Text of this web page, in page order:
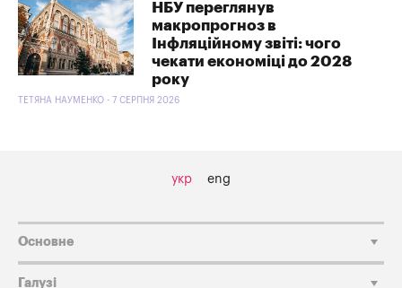
НБУ переглянув
макропрогноз в
Інфляційному звіті: чого
чекати економіці до 2028
року
ТЕТЯНА НАУМЕНКО - 7 СЕРПНЯ 2026
укр eng
Основне
Галузі